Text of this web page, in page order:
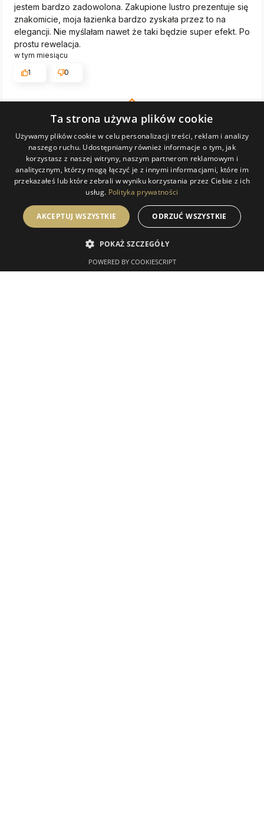
Bardzo dziękujemy! Staramy się, by każde zamówienie
trafiło do klienta w idealnym stanie i cieszymy się, że tym
razem się udało. Zapraszamy ponownie!
jestem bardzo zadowolona. Zakupione lustro prezentuje się
znakomicie, moja łazienka bardzo zyskała przez to na
elegancji. Nie myślałam nawet że taki będzie super efekt. Po
prostu rewelacja.
w tym miesiącu
1
0
Komentarz sklepu
Dziękujemy za miłe słowa! Doceniamy czas poświęcony
KATARZYNA zweryfikowano
5
Paczka dobrze zabezpieczona, lustro zgodne z opisem.
Niestety tylko wysyłka trwała 2 tygodnie...
0
Ta strona używa plików cookie
Używamy plików cookie w celu personalizacji treści, reklam i analizy
naszego ruchu. Udostępniamy również informacje o tym, jak
korzystasz z naszej witryny, naszym partnerom reklamowym i
analitycznym, którzy mogą łączyć je z innymi informacjami, które im
przekazałeś lub które zebrali w wyniku korzystania przez Ciebie z ich
usług. Polityka prywatności
AKCEPTUJ WSZYSTKIE ODRZUĆ WSZYSTKIE
POKAŻ SZCZEGÓŁY
POWERED BY COOKIESCRIPT